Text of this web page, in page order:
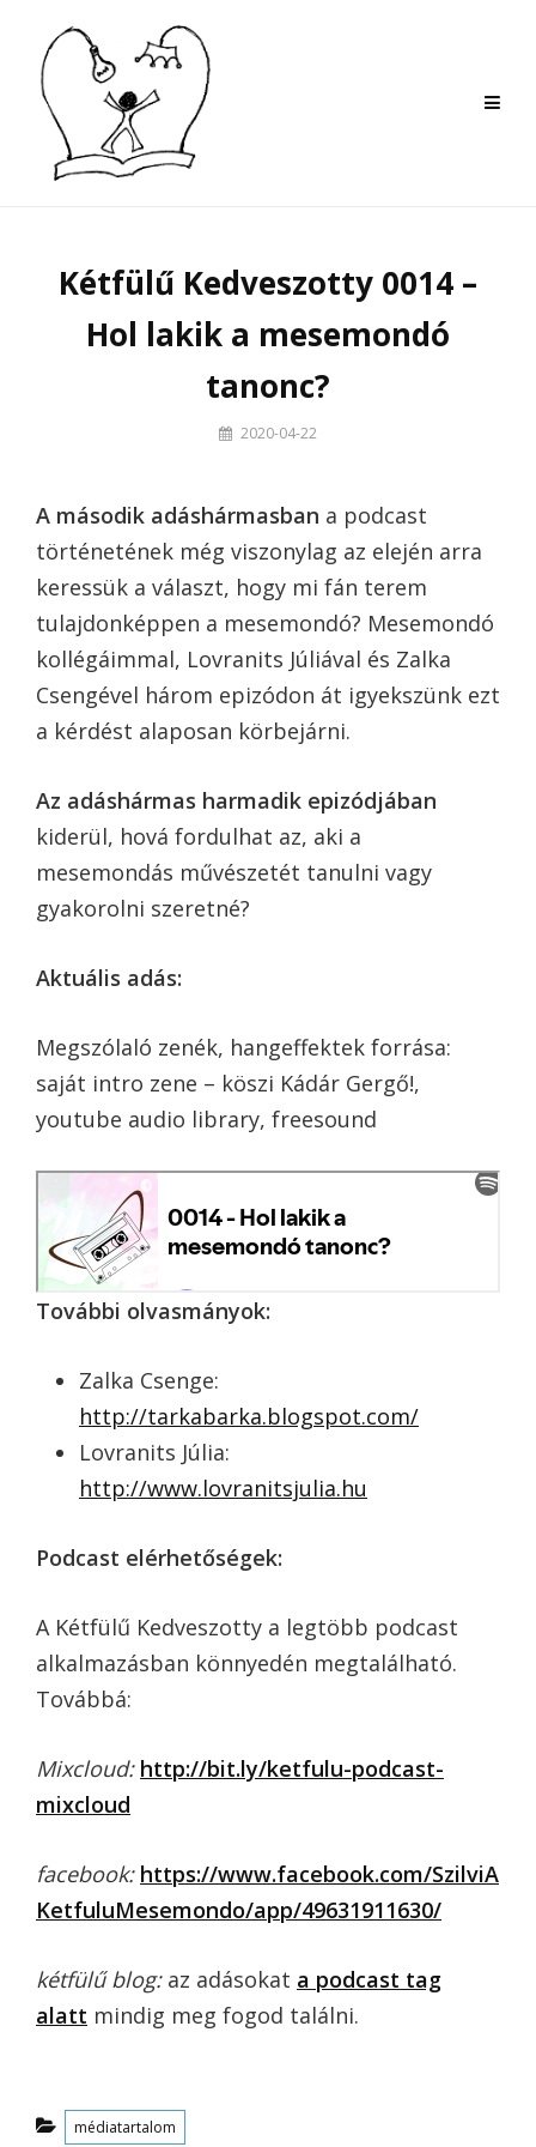
content
Kétfülű Kedveszotty 0014 –
Hol lakik a mesemondó
tanonc?
By 2020-04-22
A második adáshármasban a podcast
történetének még viszonylag az elején arra
keressük a választ, hogy mi fán terem
tulajdonképpen a mesemondó? Mesemondó
kollégáimmal, Lovranits Júliával és Zalka
Csengével három epizódon át igyekszünk ezt
a kérdést alaposan körbejárni.
Az adáshármas harmadik epizódjában
kiderül, hová fordulhat az, aki a
mesemondás művészetét tanulni vagy
gyakorolni szeretné?
Aktuális adás:
Megszólaló zenék, hangeffektek forrása:
saját intro zene – köszi Kádár Gergő!,
youtube audio library, freesound
További olvasmányok:
Zalka Csenge:
http://tarkabarka.blogspot.com/
Lovranits Júlia:
http://www.lovranitsjulia.hu
Podcast elérhetőségek:
A Kétfülű Kedveszotty a legtöbb podcast
alkalmazásban könnyedén megtalálható.
Továbbá:
Mixcloud: http://bit.ly/ketfulu-podcast-
mixcloud
facebook: https://www.facebook.com/SzilviA
KetfuluMesemondo/app/49631911630/
kétfülű blog:az adásokat a podcast tag
alatt mindig meg fogod találni.
Categories
médiatartalom